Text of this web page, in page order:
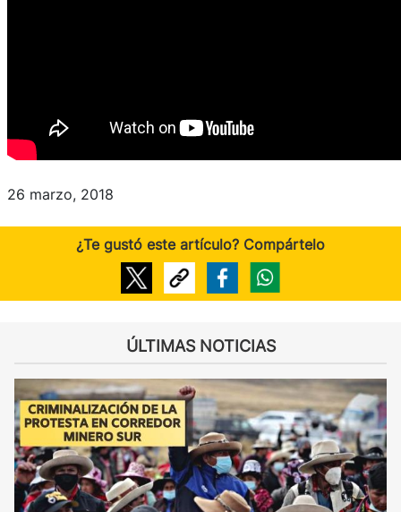
26 marzo, 2018
¿Te gustó este artículo? Compártelo
ÚLTIMAS NOTICIAS